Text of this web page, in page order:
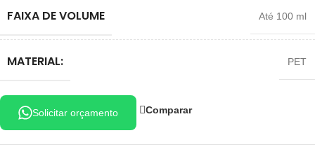
FAIXA DE VOLUME Até 100 ml
MATERIAL: PET
Solicitar orçamento Comparar